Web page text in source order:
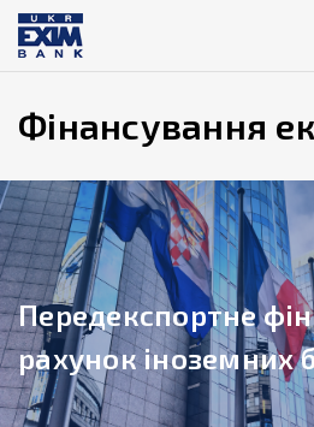
Фінансування
Передекспортне
рахунок іноземних